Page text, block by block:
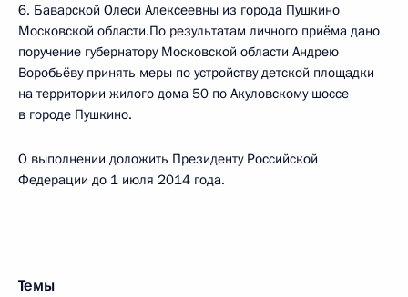
6. Баварской Олеси Алексеевны из города Пушкино
Московской области.По результатам личного приёма дано
поручение губернатору Московской области Андрею
Воробьёву принять меры по устройству детской площадки
на территории жилого дома 50 по Акуловскому шоссе
в городе Пушкино.
О выполнении доложить Президенту Российской
Федерации до 1 июля 2014 года.
Темы